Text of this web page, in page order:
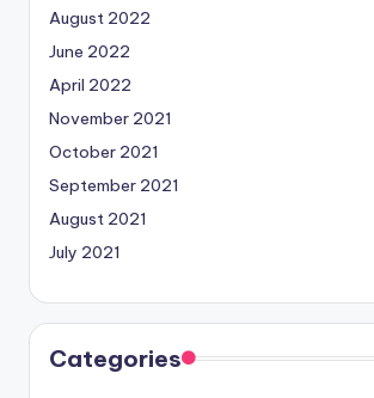
August 2022
June 2022
April 2022
November 2021
October 2021
September 2021
August 2021
July 2021
Categories